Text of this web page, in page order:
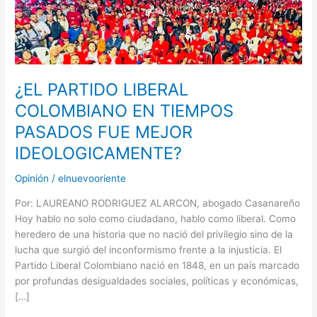
¿EL PARTIDO LIBERAL
COLOMBIANO EN TIEMPOS
PASADOS FUE MEJOR
IDEOLOGICAMENTE?
Opinión /elnuevooriente
Por: LAUREANO RODRIGUEZ ALARCON, abogado Casanareño
Hoy hablo no solo como ciudadano, hablo como liberal. Como
heredero de una historia que no nació del privilegio sino de la
lucha que surgió del inconformismo frente a la injusticia. El
Partido Liberal Colombiano nació en 1848, en un país marcado
por profundas desigualdades sociales, políticas y económicas,
[…]
COLOMBIANO
EN
TIEMPOS
PASADOS
MEJOR
IDEOLOGICAMENTE?